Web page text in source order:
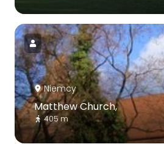
Niemcy
Matthew Church,
405 m